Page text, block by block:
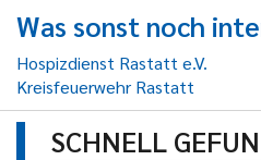
Was sonst noch
Hospizdienst Rastatt e.V.
Kreisfeuerwehr Rastatt
SCHNELL